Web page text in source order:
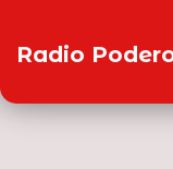
Radio